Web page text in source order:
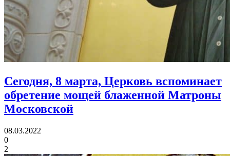
Сегодня, 8 марта, Церковь вспоминает
обретение мощей блаженной Матроны
Московской
08.03.2022
0
2